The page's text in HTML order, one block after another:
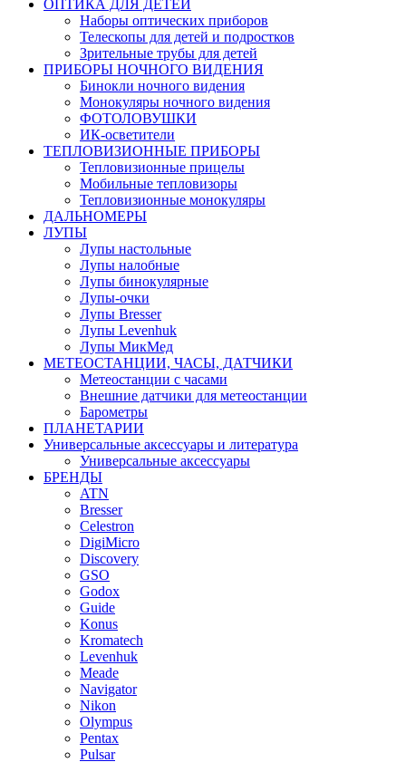
ОПТИКА ДЛЯ ДЕТЕЙ
Наборы оптических приборов
Телескопы для детей и подростков
Зрительные трубы для детей
ПРИБОРЫ НОЧНОГО ВИДЕНИЯ
Бинокли ночного видения
Монокуляры ночного видения
ФОТОЛОВУШКИ
ИК-осветители
ТЕПЛОВИЗИОННЫЕ ПРИБОРЫ
Тепловизионные прицелы
Мобильные тепловизоры
Тепловизионные монокуляры
ДАЛЬНОМЕРЫ
ЛУПЫ
Лупы настольные
Лупы налобные
Лупы бинокулярные
Лупы-очки
Лупы Bresser
Лупы Levenhuk
Лупы МикМед
МЕТЕОСТАНЦИИ, ЧАСЫ, ДАТЧИКИ
Метеостанции с часами
Внешние датчики для метеостанции
Барометры
ПЛАНЕТАРИИ
Универсальные аксессуары и литература
Универсальные аксессуары
БРЕНДЫ
ATN
Bresser
Celestron
DigiMicro
Discovery
GSO
Godox
Guide
Konus
Kromatech
Levenhuk
Meade
Navigator
Nikon
Olympus
Pentax
Pulsar